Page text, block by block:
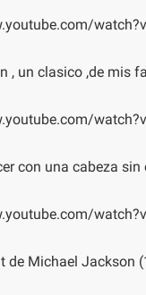
, un clasico ,de mis
con una cabeza
de Michael Jackson